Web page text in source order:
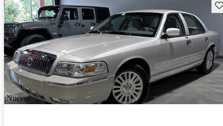
¡Nuevo!